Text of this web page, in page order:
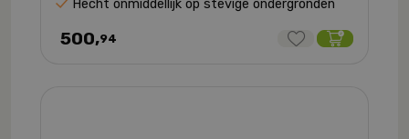
Hecht onmiddellijk op stevige ondergronden
500,94